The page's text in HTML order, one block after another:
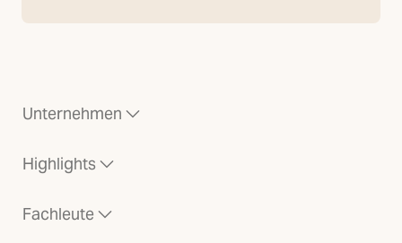
Unternehmen
Highlights
Fachleute